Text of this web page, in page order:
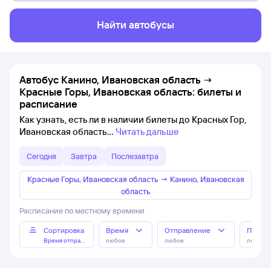
Найти автобусы
Автобус Канино, Ивановская область →
Красные Горы, Ивановская область: билеты и
расписание
Как узнать, есть ли в наличии билеты до Красных Гор,
Ивановская область
Читать дальше
Сегодня Завтра Послезавтра
Красные Горы, Ивановская область → Канино, Ивановская
область
Расписание по местному времени
Сортировка
Время отправления
Время
любое
Отправление
любое любое